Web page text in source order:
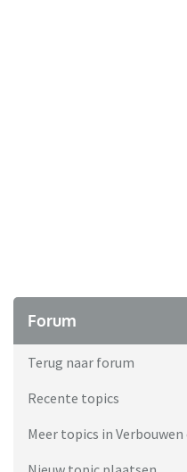
Forum
Terug naar forum
Recente topics
Meer topics in Verbouwen